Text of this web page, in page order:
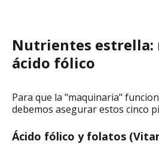
Nutrientes estrella:
ácido fólico
Para que la "maquinaria"
debemos asegurar estos cinco
Ácido fólico y folatos